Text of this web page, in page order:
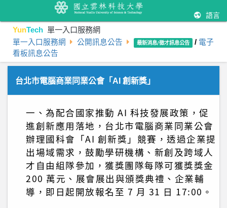
語言
YunTech 單一入口服務網
單一入口服務網 公開訊息公告 最新消息/徵才訊息公告 / 電子
看板訊息公告
台北市電腦商業同業公會「AI 創新獎」
一、為配合國家推動 AI 科技發展政策，促
進創新應用落地，台北市電腦商業同業公會
辦理國科會「AI 創新獎」競賽，透過企業提
出場域需求，鼓勵學研機構、新創及跨域人
才自由組隊參加，獲獎團隊每隊可獲獎獎金
200 萬元、展會展出與頒獎典禮、企業輔
導，即日起開放報名至 7 月 31 日 17:00。